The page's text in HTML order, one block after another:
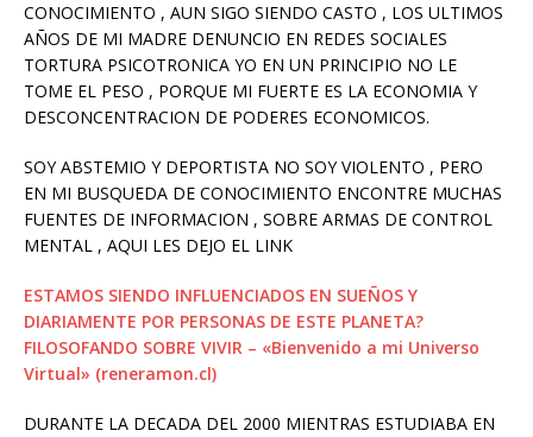
CONOCIMIENTO , AUN SIGO SIENDO CASTO , LOS ULTIMOS
AÑOS DE MI MADRE DENUNCIO EN REDES SOCIALES
TORTURA PSICOTRONICA YO EN UN PRINCIPIO NO LE
TOME EL PESO , PORQUE MI FUERTE ES LA ECONOMIA Y
DESCONCENTRACION DE PODERES ECONOMICOS.
SOY ABSTEMIO Y DEPORTISTA NO SOY VIOLENTO , PERO
EN MI BUSQUEDA DE CONOCIMIENTO ENCONTRE MUCHAS
FUENTES DE INFORMACION , SOBRE ARMAS DE CONTROL
MENTAL , AQUI LES DEJO EL LINK
ESTAMOS SIENDO INFLUENCIADOS EN SUEÑOS Y
DIARIAMENTE POR PERSONAS DE ESTE PLANETA?
FILOSOFANDO SOBRE VIVIR – «Bienvenido a mi Universo
Virtual» (reneramon.cl)
DURANTE LA DECADA DEL 2000 MIENTRAS ESTUDIABA EN